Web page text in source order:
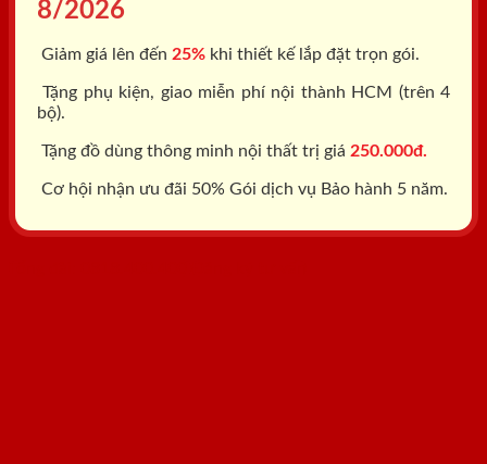
8/2026
Giảm giá lên đến 25% khi thiết kế lắp đặt trọn gói.
Tặng phụ kiện, giao miễn phí nội thành HCM (trên 4
bộ).
Tặng đồ dùng thông minh nội thất trị giá 250.000đ.
Cơ hội nhận ưu đãi 50% Gói dịch vụ Bảo hành 5 năm.